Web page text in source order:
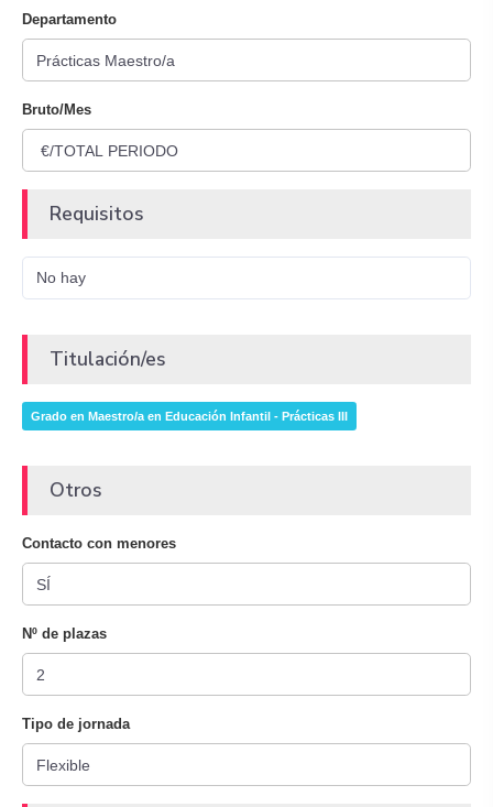
Departamento
Bruto/Mes
Requisitos
No hay
Titulación/es
Grado en Maestro/a en Educación Infantil - Prácticas III
Otros
Contacto con menores
Nº de plazas
Tipo de jornada